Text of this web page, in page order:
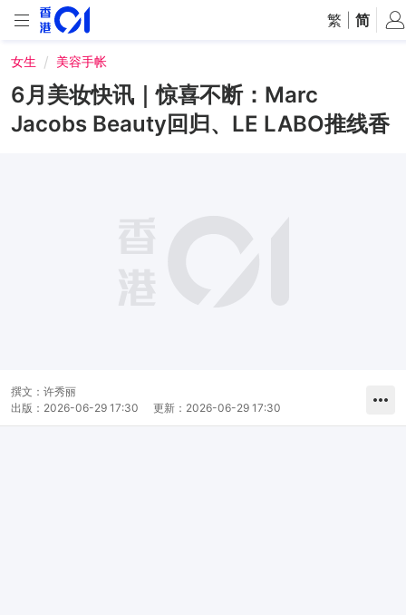
繁 简
女生 美容手帐
6月美妆快讯｜惊喜不断：Marc
Jacobs Beauty回归、LE LABO推线香
撰文： 许秀丽
出版： 2026-06-29 17:30 更新： 2026-06-29 17:30